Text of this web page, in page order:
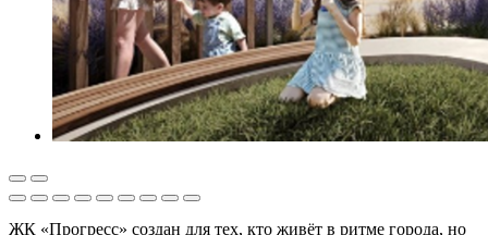
ЖК «Прогресс» создан для тех, кто живёт в ритме города, но